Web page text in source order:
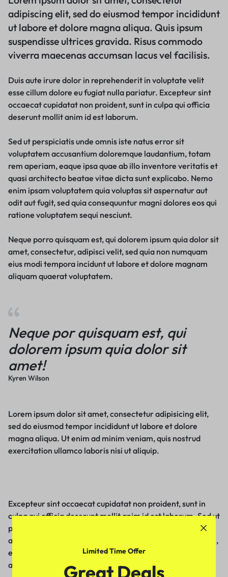
adipiscing elit, sed do eiusmod tempor incididunt
ut labore et dolore magna aliqua. Quis ipsum
suspendisse ultrices gravida. Risus commodo
viverra maecenas accumsan lacus vel facilisis.
Duis aute irure dolor in reprehenderit in voluptate velit
esse cillum dolore eu fugiat nulla pariatur. Excepteur sint
occaecat cupidatat non proident, sunt in culpa qui officia
deserunt mollit anim id est laborum.
Sed ut perspiciatis unde omnis iste natus error sit
voluptatem accusantium doloremque laudantium, totam
rem aperiam, eaque ipsa quae ab illo inventore veritatis et
quasi architecto beatae vitae dicta sunt explicabo. Nemo
enim ipsam voluptatem quia voluptas sit aspernatur aut
odit aut fugit, sed quia consequuntur magni dolores eos qui
ratione voluptatem sequi nesciunt.
Neque porro quisquam est, qui dolorem ipsum quia dolor sit
amet, consectetur, adipisci velit, sed quia non numquam
eius modi tempora incidunt ut labore et dolore magnam
aliquam quaerat voluptatem.
Neque por quisquam est, qui
dolorem ipsum quia dolor sit
amet!
Kyren Wilson
Lorem ipsum dolor sit amet, consectetur adipisicing elit,
sed do eiusmod tempor incididunt ut labore et dolore
magna aliqua. Ut enim ad minim veniam, quis nostrud
exercitation ullamco laboris nisi ut aliquip.
Excepteur sint occaecat cupidatat non proident, sunt in
culpa qui officia deserunt mollit anim id est laborum. Sed ut
perspiciatis unde omnis iste natus error sit voluptatem
accusantium doloremque laudantium, totam rem aperiam,
eaque ipsa quae ab illo inventore veritatis et quasi
architecto beatae vitae dicta sunt explicabo.
Limited Time Offer
Great Deals